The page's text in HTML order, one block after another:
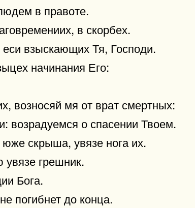
в правоте.
в скорбех.
взыскающих Тя, Господи.
начинания Его:
возносяй мя от врат смертных:
возрадуемся о спасении Твоем.
скрыша, увязе нога их.
увязе грешник.
Бога.
погибнет до конца.